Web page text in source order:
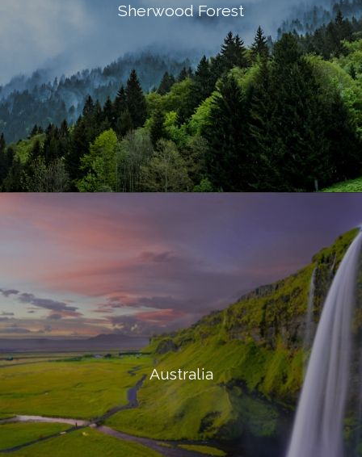
Sherwood Forest
Australia